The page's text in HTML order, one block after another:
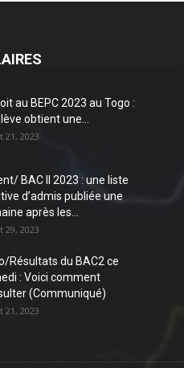
au BEPC 2023 au Togo :
obtient une...
21, 2023
BAC II 2023 : une liste
d’admis publiée une
après les...
29, 2023
Résultats du BAC2 ce
: Voici comment
(Communiqué)
21, 2023